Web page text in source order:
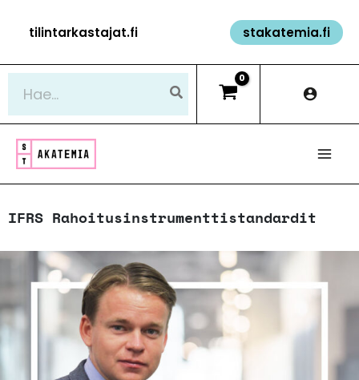
sisältöön
tilintarkastajat.fi stakatemia.fi
​IFRS Rahoitusinstrumenttistandardit​